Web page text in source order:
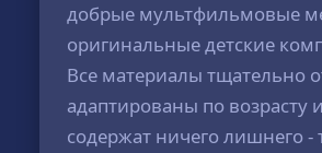
добрые мультфильмовые
оригинальные детские
Все материалы тщательно
адаптированы по возрасту
содержат ничего лишнего -